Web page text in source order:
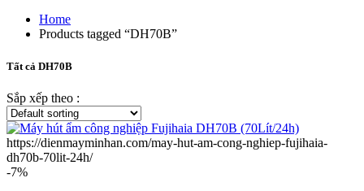
Home
Products tagged “DH70B”
Tất cả DH70B
Sắp xếp theo :
https://dienmayminhan.com/may-hut-am-cong-nghiep-fujihaia-
dh70b-70lit-24h/
-7%